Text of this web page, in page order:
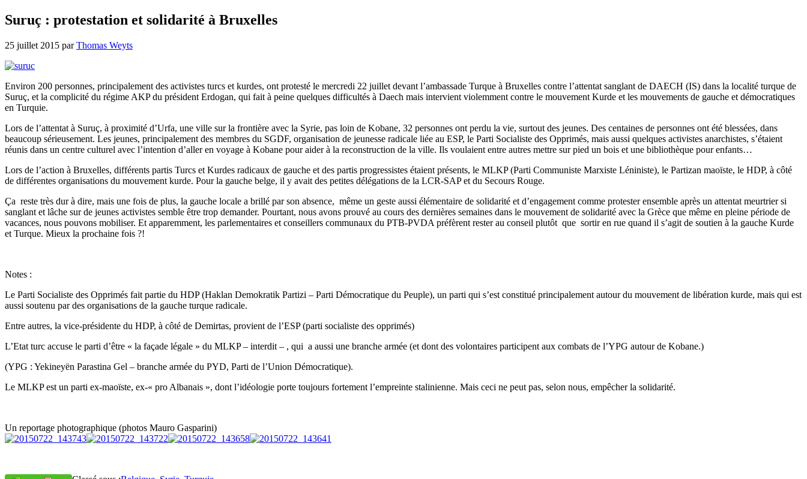
Suruç : protestation et solidarité à Bruxelles
25 juillet 2015 parThomas Weyts
Environ 200 personnes, principalement des activistes turcs et kurdes, ont protesté le mercredi 22 juillet devant l’ambassade Turque à Bruxelles contre l’attentat sanglant de DAECH (IS) dans la localité turque de
Suruç, et la complicité du régime AKP du président Erdogan, qui fait à peine quelques difficultés à Daech mais intervient violemment contre le mouvement Kurde et les mouvements de gauche et démocratiques
en Turquie.
Lors de l’attentat à Suruç, à proximité d’Urfa, une ville sur la frontière avec la Syrie, pas loin de Kobane, 32 personnes ont perdu la vie, surtout des jeunes. Des centaines de personnes ont été blessées, dans
beaucoup sérieusement. Les jeunes, principalement des membres du SGDF, organisation de jeunesse radicale liée au ESP, le Parti Socialiste des Opprimés, mais aussi quelques activistes anarchistes, s’étaient
réunis dans un centre culturel avec l’intention d’aller en voyage à Kobane pour aider à la reconstruction de la ville. Ils voulaient entre autres mettre sur pied un bois et une bibliothèque pour enfants…
Lors de l’action à Bruxelles, différents partis Turcs et Kurdes radicaux de gauche et des partis progressistes étaient présents, le MLKP (Parti Communiste Marxiste Léniniste), le Partizan maoïste, le HDP, à côté
de différentes organisations du mouvement kurde. Pour la gauche belge, il y avait des petites délégations de la LCR-SAP et du Secours Rouge.
Ça reste très dur à dire, mais une fois de plus, la gauche locale a brillé par son absence, même un geste aussi élémentaire de solidarité et d’engagement comme protester ensemble après un attentat meurtrier si
sanglant et lâche sur de jeunes activistes semble être trop demander. Pourtant, nous avons prouvé au cours des dernières semaines dans le mouvement de solidarité avec la Grèce que même en pleine période de
vacances, nous pouvons mobiliser. Et apparemment, les parlementaires et conseillers communaux du PTB-PVDA préfèrent rester au conseil plutôt que sortir en rue quand il s’agit de soutien à la gauche Kurde
et Turque. Mieux la prochaine fois ?!
Notes :
Le Parti Socialiste des Opprimés fait partie du HDP (Haklan Demokratik Partizi – Parti Démocratique du Peuple), un parti qui s’est constitué principalement autour du mouvement de libération kurde, mais qui est
aussi soutenu par des organisations de la gauche turque radicale.
Entre autres, la vice-présidente du HDP, à côté de Demirtas, provient de l’ESP (parti socialiste des opprimés)
L’Etat turc accuse le parti d’être « la façade légale » du MLKP – interdit – , qui a aussi une branche armée (et dont des volontaires participent aux combats de l’YPG autour de Kobane.)
(YPG : Yekineyën Parastina Gel – branche armée du PYD, Parti de l’Union Démocratique).
Le MLKP est un parti ex-maoïste, ex-« pro Albanais », dont l’idéologie porte toujours fortement l’empreinte stalinienne. Mais ceci ne peut pas, selon nous, empêcher la solidarité.
Un reportage photographique (photos Mauro Gasparini)